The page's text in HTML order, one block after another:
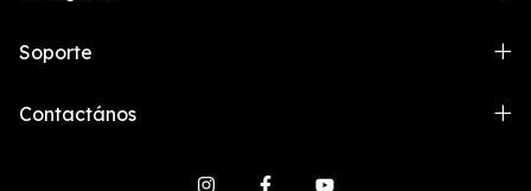
Soporte
Contactános